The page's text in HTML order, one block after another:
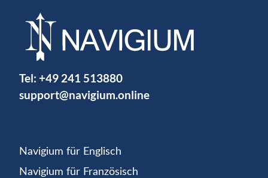
Tel: +49 241 513880
support@navigium.online
Navigium für Englisch
Navigium für Französisch